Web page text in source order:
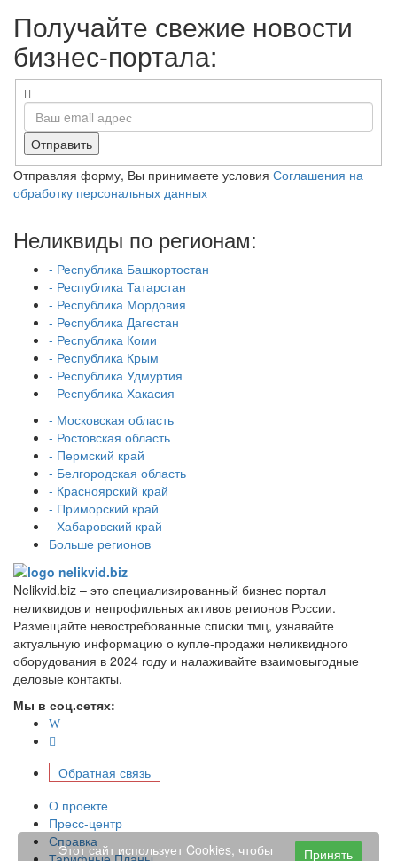
Получайте свежие новости
бизнес-портала:
Отправить
Отправляя форму, Вы принимаете условия Соглашения на
обработку персональных данных
Неликвиды по регионам:
- Республика Башкортостан
- Республика Татарстан
- Республика Мордовия
- Республика Дагестан
- Республика Коми
- Республика Крым
- Республика Удмуртия
- Республика Хакасия
- Московская область
- Ростовская область
- Пермский край
- Белгородская область
- Красноярский край
- Приморский край
- Хабаровский край
Больше регионов
Nelikvid.biz – это специализированный бизнес портал
неликвидов и непрофильных активов регионов России.
Размещайте невостребованные списки тмц, узнавайте
актуальную информацию о купле-продажи неликвидного
оборудования в 2024 году и налаживайте взаимовыгодные
деловые контакты.
Мы в соц.сетях:
Обратная связь
О проекте
Пресс-центр
Справка
Этот сайт использует Cookies, чтобы
Принять